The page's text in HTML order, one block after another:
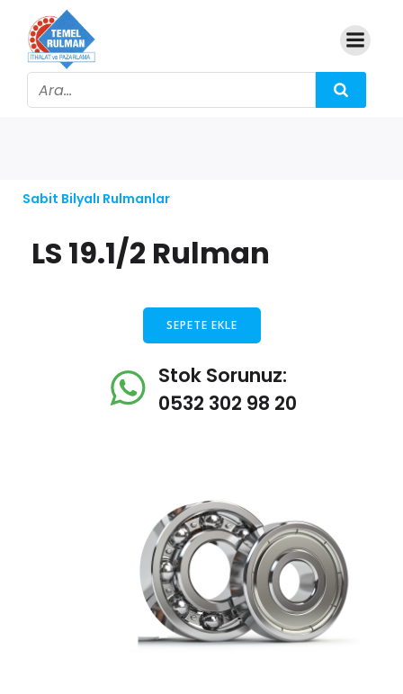
Sabit Bilyalı Rulmanlar
LS 19.1/2 Rulman
SEPETE EKLE
Stok Sorunuz:
0532 302 98 20